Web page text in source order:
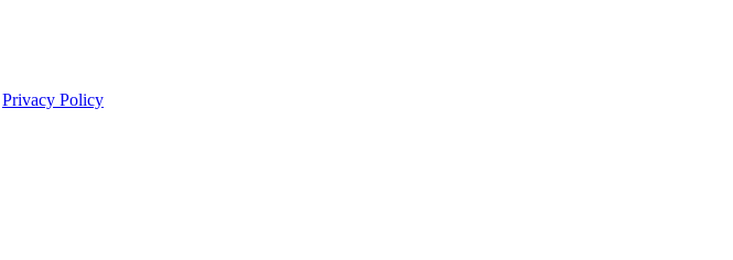
Privacy Policy